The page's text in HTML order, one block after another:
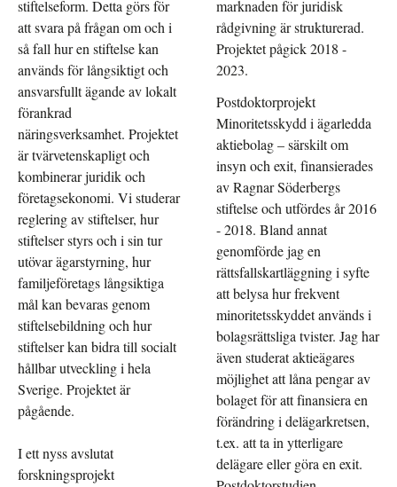
stiftelseform. Detta görs för
att svara på frågan om och i
så fall hur en stiftelse kan
används för långsiktigt och
ansvarsfullt ägande av lokalt
förankrad
näringsverksamhet. Projektet
är tvärvetenskapligt och
kombinerar juridik och
företagsekonomi. Vi studerar
reglering av stiftelser, hur
stiftelser styrs och i sin tur
utövar ägarstyrning, hur
familjeföretags långsiktiga
mål kan bevaras genom
stiftelsebildning och hur
stiftelser kan bidra till socialt
hållbar utveckling i hela
Sverige. Projektet är
pågående.
I ett nyss avslutat
forskningsprojekt
marknaden för juridisk
rådgivning är strukturerad.
Projektet pågick 2018 -
2023.
Postdoktorprojekt
Minoritetsskydd i ägarledda
aktiebolag – särskilt om
insyn och exit, finansierades
av Ragnar Söderbergs
stiftelse och utfördes år 2016
- 2018. Bland annat
genomförde jag en
rättsfallskartläggning i syfte
att belysa hur frekvent
minoritetsskyddet används i
bolagsrättsliga tvister. Jag har
även studerat aktieägares
möjlighet att låna pengar av
bolaget för att finansiera en
förändring i delägarkretsen,
t.ex. att ta in ytterligare
delägare eller göra en exit.